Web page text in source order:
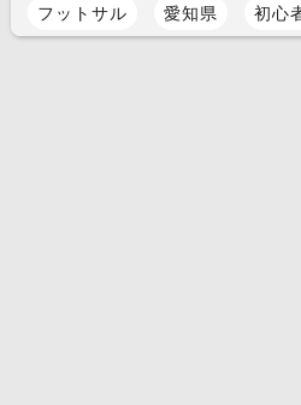
フットサル 愛知県 初心